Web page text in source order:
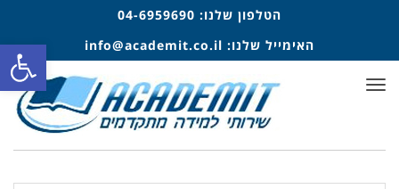
הטלפון שלנו: 04-6959690
האימייל שלנו: info@academit.co.il
תפריט
פתח